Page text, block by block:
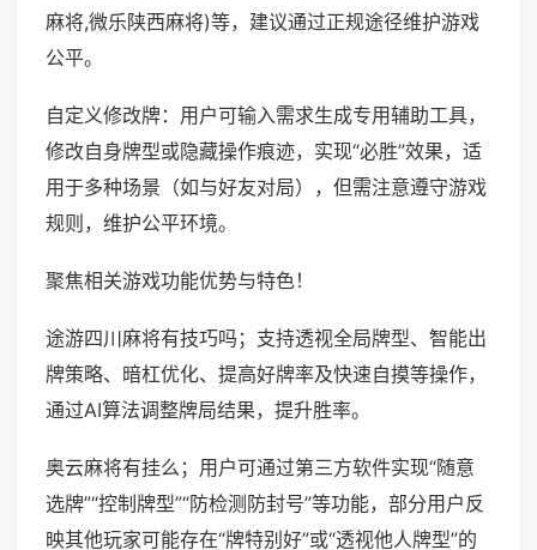
麻将,微乐陕西麻将)等，建议通过正规途径维护游戏
公平。
自定义修改牌：用户可输入需求生成专用辅助工具，
修改自身牌型或隐藏操作痕迹，实现“必胜”效果，适
用于多种场景（如与好友对局），但需注意遵守游戏
规则，维护公平环境。
聚焦相关游戏功能优势与特色！
途游四川麻将有技巧吗；支持透视全局牌型、智能出
牌策略、暗杠优化、提高好牌率及快速自摸等操作，
通过AI算法调整牌局结果，提升胜率。
奥云麻将有挂么；用户可通过第三方软件实现“随意
选牌”“控制牌型”“防检测防封号”等功能，部分用户反
映其他玩家可能存在“牌特别好”或“透视他人牌型”的